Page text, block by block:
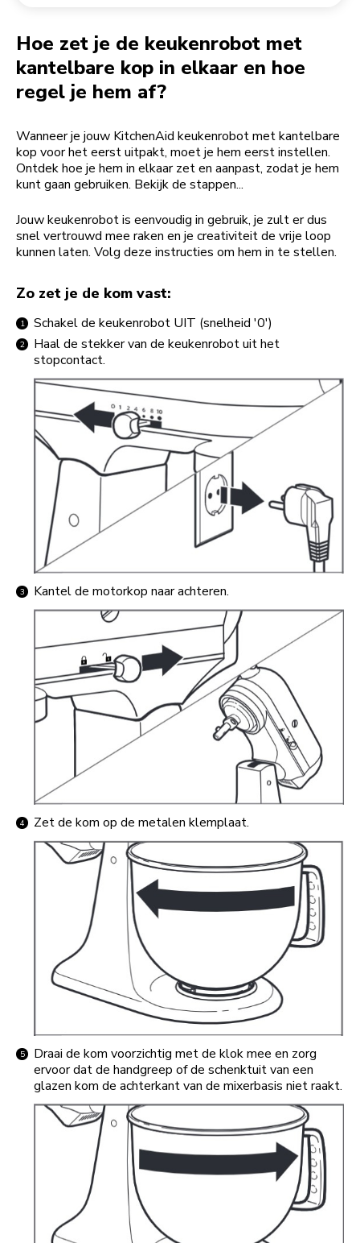
Hoe zet je de keukenrobot met
kantelbare kop in elkaar en hoe
regel je hem af?
Wanneer je jouw KitchenAid keukenrobot met kantelbare
kop voor het eerst uitpakt, moet je hem eerst instellen.
Ontdek hoe je hem in elkaar zet en aanpast, zodat je hem
kunt gaan gebruiken. Bekijk de stappen...
Jouw keukenrobot is eenvoudig in gebruik, je zult er dus
snel vertrouwd mee raken en je creativiteit de vrije loop
kunnen laten. Volg deze instructies om hem in te stellen.
Zo zet je de kom vast:
Schakel de keukenrobot UIT (snelheid '0')
Haal de stekker van de keukenrobot uit het
stopcontact.
Kantel de motorkop naar achteren.
Zet de kom op de metalen klemplaat.
Draai de kom voorzichtig met de klok mee en zorg
ervoor dat de handgreep of de schenktuit van een
glazen kom de achterkant van de mixerbasis niet raakt.